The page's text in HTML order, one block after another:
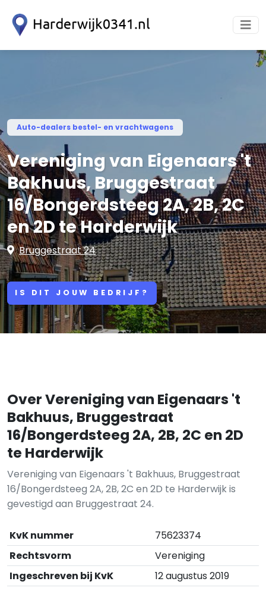
Auto-dealers bestel- en vrachtwagens
Vereniging van Eigenaars 't
Bakhuus, Bruggestraat
16/Bongerdsteeg 2A, 2B, 2C
en 2D te Harderwijk
Bruggestraat 24
IS DIT JOUW BEDRIJF?
Over Vereniging van Eigenaars 't
Bakhuus, Bruggestraat
16/Bongerdsteeg 2A, 2B, 2C en 2D
te Harderwijk
Vereniging van Eigenaars 't Bakhuus, Bruggestraat
16/Bongerdsteeg 2A, 2B, 2C en 2D te Harderwijk is
gevestigd aan Bruggestraat 24.
KvK nummer
75623374
Rechtsvorm
Vereniging
Ingeschreven bij KvK
12 augustus 2019